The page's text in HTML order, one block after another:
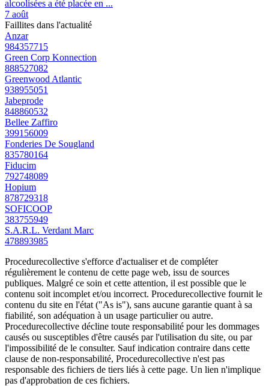
alcoolisées a été placée en ...
7 août
Faillites dans l'actualité
Anzar
984357715
Green Corp Konnection
888527082
Greenwood Atlantic
938955051
Jabeprode
848860532
Bellee Zaffiro
399156009
Fonderies De Sougland
835780164
Fiducim
792748089
Hopium
878729318
SOFICOOP
383755949
S.A.R.L. Verdant Marc
478893985
Procedurecollective s'efforce d'actualiser et de compléter
régulièrement le contenu de cette page web, issu de sources
publiques. Malgré ce soin et cette attention, il est possible que le
contenu soit incomplet et/ou incorrect. Procedurecollective fournit le
contenu du site en l'état ("As is"), sans aucune garantie quant à sa
fiabilité, son adéquation à un usage particulier ou autre.
Procedurecollective décline toute responsabilité pour les dommages
causés ou susceptibles d'être causés par l'utilisation du site, ou par
l'impossibilité de le consulter. Sauf indication contraire dans cette
clause de non-responsabilité, Procedurecollective n'est pas
responsable des fichiers de tiers liés à cette page. Un lien n'implique
pas d'approbation de ces fichiers.